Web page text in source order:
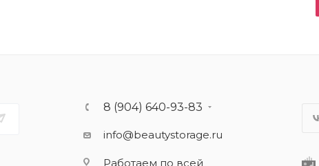
8 (904) 640-93-83
info@beautystorage.ru
Работаем по всей